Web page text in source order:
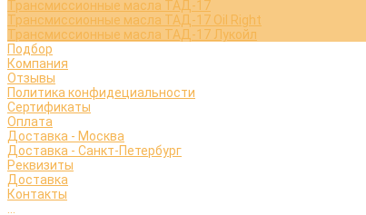
Трансмиссионные масла ТАД-17
Трансмиссионные масла ТАД-17 Oil Right
Трансмиссионные масла ТАД-17 Лукойл
Подбор
Компания
Отзывы
Политика конфидециальности
Сертификаты
Оплата
Доставка - Москва
Доставка - Санкт-Петербург
Реквизиты
Доставка
Контакты